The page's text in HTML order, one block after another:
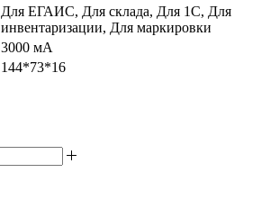
Для ЕГАИС, Для склада, Для 1С, Для
инвентаризации, Для маркировки
3000 мА
144*73*16